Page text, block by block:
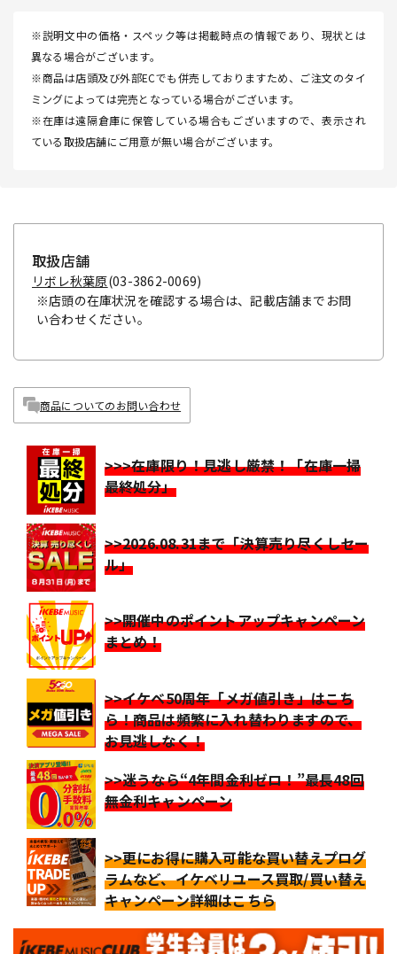
※説明文中の価格・スペック等は掲載時点の情報であり、現状とは
異なる場合がございます。
※商品は店頭及び外部ECでも併売しておりますため、ご注文のタイ
ミングによっては完売となっている場合がございます。
※在庫は遠隔倉庫に保管している場合もございますので、表示され
ている取扱店舗にご用意が無い場合がございます。
取扱店舗
リボレ秋葉原(03-3862-0069)
※店頭の在庫状況を確認する場合は、記載店舗までお問
い合わせください。
商品についてのお問い合わせ
>>>在庫限り！見逃し厳禁！「在庫一掃
最終処分」
>>2026.08.31まで「決算売り尽くしセー
ル」
>>開催中のポイントアップキャンペーン
まとめ！
>>イケベ50周年「メガ値引き」はこち
ら！商品は頻繁に入れ替わりますので、
お見逃しなく！
>>迷うなら“4年間金利ゼロ！”最長48回
無金利キャンペーン
>>更にお得に購入可能な買い替えプログ
ラムなど、イケベリユース買取/買い替え
キャンペーン詳細はこちら